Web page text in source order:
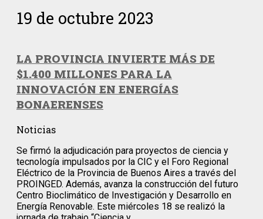
19 de octubre 2023
LA PROVINCIA INVIERTE MÁS DE
$1.400 MILLONES PARA LA
INNOVACIÓN EN ENERGÍAS
BONAERENSES
Noticias
Se firmó la adjudicación para proyectos de ciencia y
tecnología impulsados por la CIC y el Foro Regional
Eléctrico de la Provincia de Buenos Aires a través del
PROINGED. Además, avanza la construcción del futuro
Centro Bioclimático de Investigación y Desarrollo en
Energía Renovable. Este miércoles 18 se realizó la